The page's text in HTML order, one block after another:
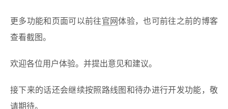
更多功能和页面可以前往官网体验，也可前往之前的博客
查看截图。
欢迎各位用户体验。并提出意见和建议。
接下来的话还会继续按照路线图和待办进行开发功能，敬
请期待。